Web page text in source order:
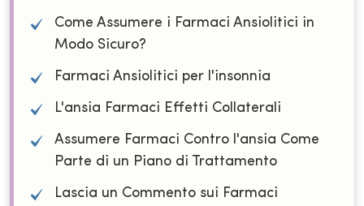
Come Assumere i Farmaci Ansiolitici in
Modo Sicuro?
Farmaci Ansiolitici per l'insonnia
L'ansia Farmaci Effetti Collaterali
Assumere Farmaci Contro l'ansia Come
Parte di un Piano di Trattamento
Lascia un Commento sui Farmaci